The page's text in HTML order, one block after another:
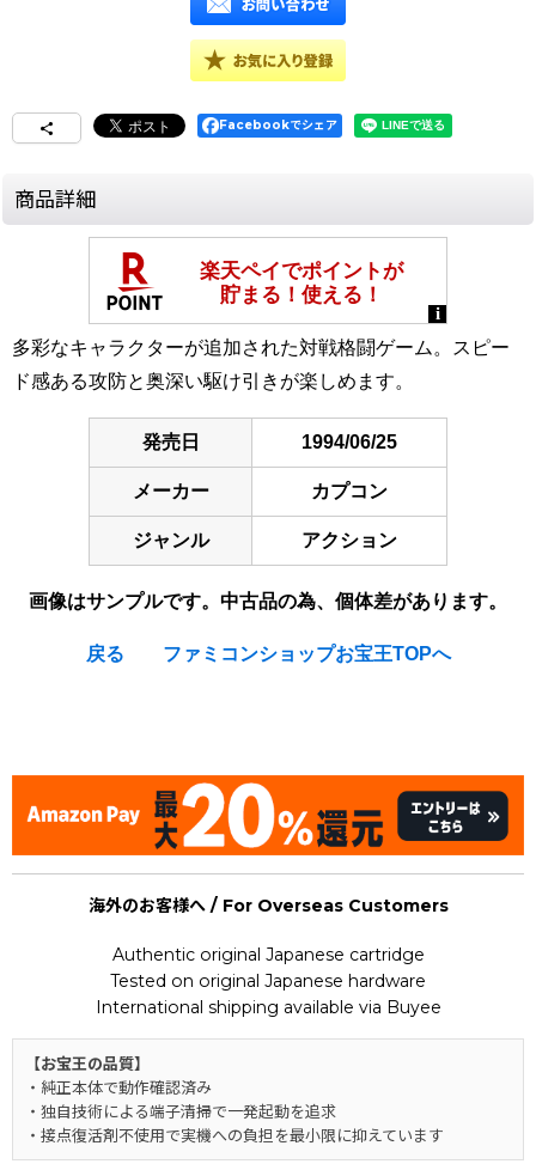
Facebookでシェア
商品詳細
多彩なキャラクターが追加された対戦格闘ゲーム。スピー
ド感ある攻防と奥深い駆け引きが楽しめます。
発売日 1994/06/25
メーカー カプコン
ジャンル アクション
画像はサンプルです。中古品の為、個体差があります。
戻る ファミコンショップお宝王TOPへ
海外のお客様へ / For Overseas Customers
Authentic original Japanese cartridge
Tested on original Japanese hardware
International shipping available via Buyee
【お宝王の品質】
・純正本体で動作確認済み
・独自技術による端子清掃で一発起動を追求
・接点復活剤不使用で実機への負担を最小限に抑えています